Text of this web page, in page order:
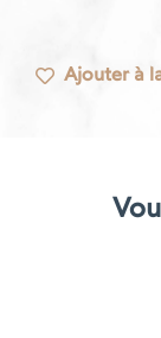
Ajouter à